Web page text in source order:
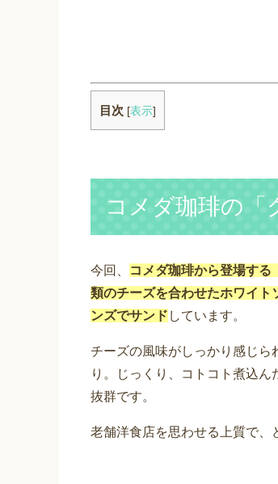
目次 [表示]
コメダ珈琲の「
今回、
コメダ珈琲から登場す
類のチーズを合わせたホワイト
ンズでサンド しています。
チーズの風味がしっかり感じら
り。じっくり、コトコト煮込
抜群です。
老舗洋食店を思わせる上質で、